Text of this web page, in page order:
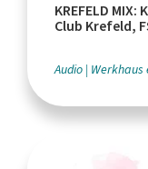
KREFELD
Club Krefeld,
Audio Werkhaus